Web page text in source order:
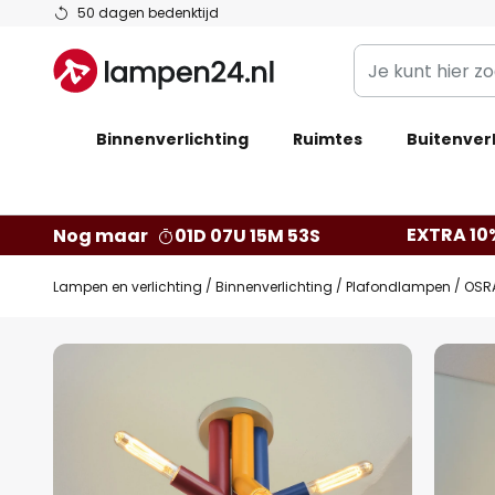
50 dagen bedenktijd
Ga
de
inhoud
Je
kunt
zoeken
webwinkel
Binnenverlichting Ruimtes
Nog maar 01D 07U 15M 52S EXTRA
Lampen en verlichting Binnenverlichting Plafondlampen
Ga